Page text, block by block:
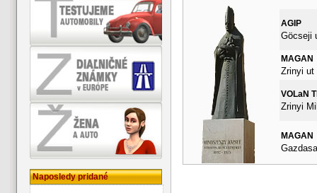
Naposledy pridané
AGIP
Göcseji
MAGAN
Zrinyi ut
VOLaN
Zrinyi
MAGAN